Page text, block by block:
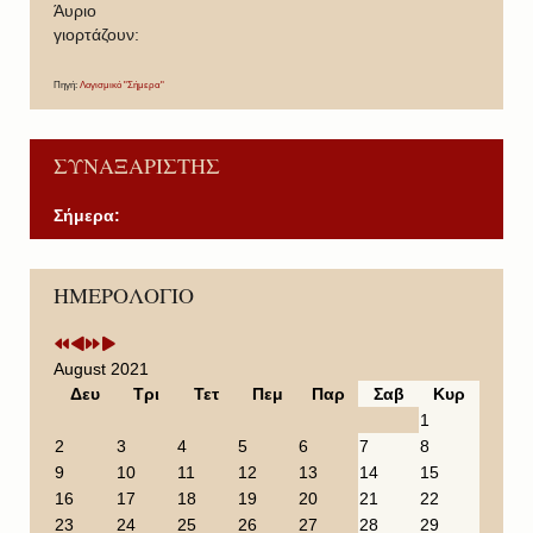
Άυριο
γιορτάζουν:
Πηγή: Λογισμικό "Σήμερα"
ΣΥΝΑΞΑΡΙΣΤΗΣ
Σήμερα:
ΗΜΕΡΟΛΟΓΙΟ
P
r
v
i
e
a
P
r
v
i
o
n
N
e
t
Y
e
N
e
t
M
August 2021
Δευ
Τρι Τετ Πεμ Παρ Σαβ
Κυρ
1
2
3 4 5 6 7
8
9
10 11 12 13 14
15
16
17 18 19 20 21
22
23
24 25 26 27 28 29